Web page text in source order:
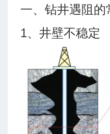
一、钻井遇阻的
1、井壁不稳定